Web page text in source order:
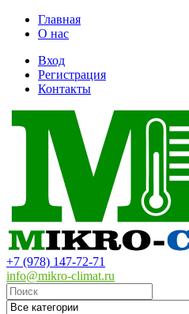
Главная
О нас
Вход
Регистрация
Контакты
+7 (978) 147-72-71
info@mikro-climat.ru